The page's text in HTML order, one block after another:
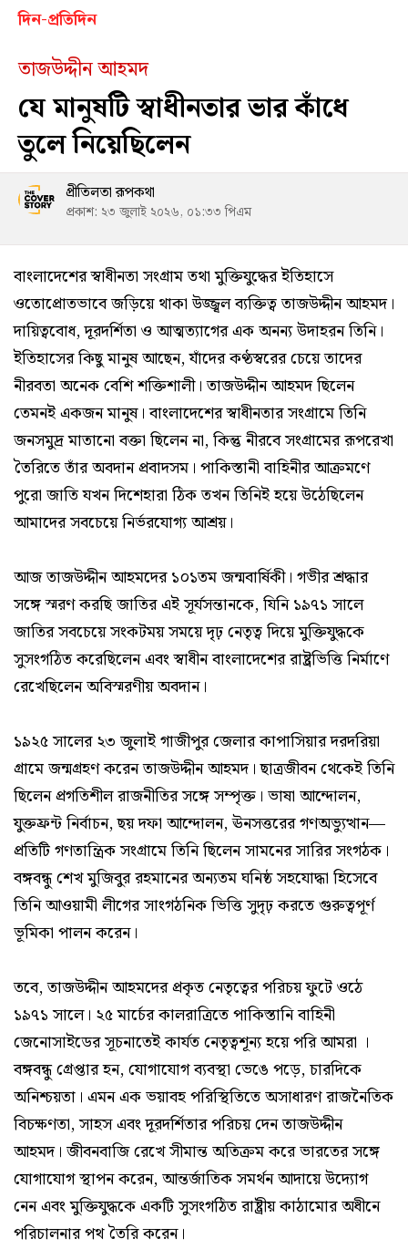
দিন-প্রতিদিন
তাজউদ্দীন আহমদ
যে মানুষটি স্বাধীনতার ভার কাঁধে
তুলে নিয়েছিলেন
প্রীতিলতা রূপকথা
প্রকাশ: ২৩ জুলাই ২০২৬, ০১:৩৩ পিএম
বাংলাদেশের স্বাধীনতা সংগ্রাম তথা মুক্তিযুদ্ধের ইতিহাসে
ওতোপ্রোতভাবে জড়িয়ে থাকা উজ্জ্বল ব্যক্তিত্ব তাজউদ্দীন আহমদ।
দায়িত্ববোধ, দূরদর্শিতা ও আত্মত্যাগের এক অনন্য উদাহরন তিনি।
ইতিহাসের কিছু মানুষ আছেন, যাঁদের কণ্ঠস্বরের চেয়ে তাদের
নীরবতা অনেক বেশি শক্তিশালী। তাজউদ্দীন আহমদ ছিলেন
তেমনই একজন মানুষ। বাংলাদেশের স্বাধীনতার সংগ্রামে তিনি
জনসমুদ্র মাতানো বক্তা ছিলেন না, কিন্তু নীরবে সংগ্রামের রূপরেখা
তৈরিতে তাঁর অবদান প্রবাদসম। পাকিস্তানী বাহিনীর আক্রমণে
পুরো জাতি যখন দিশেহারা ঠিক তখন তিনিই হয়ে উঠেছিলেন
আমাদের সবচেয়ে নির্ভরযোগ্য আশ্রয়।
আজ তাজউদ্দীন আহমদের ১০১তম জন্মবার্ষিকী। গভীর শ্রদ্ধার
সঙ্গে স্মরণ করছি জাতির এই সূর্যসন্তানকে, যিনি ১৯৭১ সালে
জাতির সবচেয়ে সংকটময় সময়ে দৃঢ় নেতৃত্ব দিয়ে মুক্তিযুদ্ধকে
সুসংগঠিত করেছিলেন এবং স্বাধীন বাংলাদেশের রাষ্ট্রভিত্তি নির্মাণে
রেখেছিলেন অবিস্মরণীয় অবদান।
১৯২৫ সালের ২৩ জুলাই গাজীপুর জেলার কাপাসিয়ার দরদরিয়া
গ্রামে জন্মগ্রহণ করেন তাজউদ্দীন আহমদ। ছাত্রজীবন থেকেই তিনি
ছিলেন প্রগতিশীল রাজনীতির সঙ্গে সম্পৃক্ত। ভাষা আন্দোলন,
যুক্তফ্রন্ট নির্বাচন, ছয় দফা আন্দোলন, ঊনসত্তরের গণঅভ্যুত্থান—
প্রতিটি গণতান্ত্রিক সংগ্রামে তিনি ছিলেন সামনের সারির সংগঠক।
বঙ্গবন্ধু শেখ মুজিবুর রহমানের অন্যতম ঘনিষ্ঠ সহযোদ্ধা হিসেবে
তিনি আওয়ামী লীগের সাংগঠনিক ভিত্তি সুদৃঢ় করতে গুরুত্বপূর্ণ
ভূমিকা পালন করেন।
তবে, তাজউদ্দীন আহমদের প্রকৃত নেতৃত্বের পরিচয় ফুটে ওঠে
১৯৭১ সালে। ২৫ মার্চের কালরাত্রিতে পাকিস্তানি বাহিনী
জেনোসাইডের সূচনাতেই কার্যত নেতৃত্বশূন্য হয়ে পরি আমরা ।
বঙ্গবন্ধু গ্রেপ্তার হন, যোগাযোগ ব্যবস্থা ভেঙে পড়ে, চারদিকে
অনিশ্চয়তা। এমন এক ভয়াবহ পরিস্থিতিতে অসাধারণ রাজনৈতিক
বিচক্ষণতা, সাহস এবং দূরদর্শিতার পরিচয় দেন তাজউদ্দীন
আহমদ। জীবনবাজি রেখে সীমান্ত অতিক্রম করে ভারতের সঙ্গে
যোগাযোগ স্থাপন করেন, আন্তর্জাতিক সমর্থন আদায়ে উদ্যোগ
নেন এবং মুক্তিযুদ্ধকে একটি সুসংগঠিত রাষ্ট্রীয় কাঠামোর অধীনে
পরিচালনার পথ তৈরি করেন।